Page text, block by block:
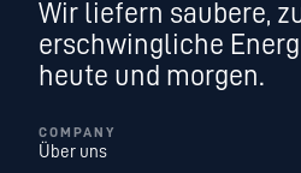
Wir liefern saubere,
erschwingliche
heute und morgen.
COMPANY
Über uns